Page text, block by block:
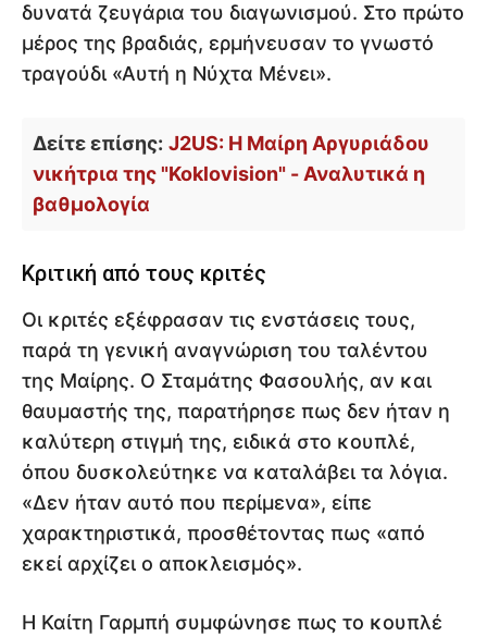
δυνατά ζευγάρια του διαγωνισμού. Στο πρώτο
μέρος της βραδιάς, ερμήνευσαν το γνωστό
τραγούδι «Αυτή η Νύχτα Μένει».
Δείτε επίσης: J2US: Η Μαίρη Αργυριάδου
νικήτρια της "Koklovision" - Αναλυτικά η
βαθμολογία
Κριτική από τους κριτές
Οι κριτές εξέφρασαν τις ενστάσεις τους,
παρά τη γενική αναγνώριση του ταλέντου
της Μαίρης. Ο Σταμάτης Φασουλής, αν και
θαυμαστής της, παρατήρησε πως δεν ήταν η
καλύτερη στιγμή της, ειδικά στο κουπλέ,
όπου δυσκολεύτηκε να καταλάβει τα λόγια.
«Δεν ήταν αυτό που περίμενα», είπε
χαρακτηριστικά, προσθέτοντας πως «από
εκεί αρχίζει ο αποκλεισμός».
Η Καίτη Γαρμπή συμφώνησε πως το κουπλέ